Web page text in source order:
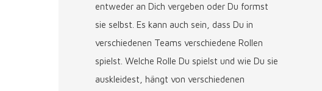
entweder an Dich vergeben oder Du formst
sie selbst. Es kann auch sein, dass Du in
verschiedenen Teams verschiedene Rollen
spielst. Welche Rolle Du spielst und wie Du sie
auskleidest, hängt von verschiedenen